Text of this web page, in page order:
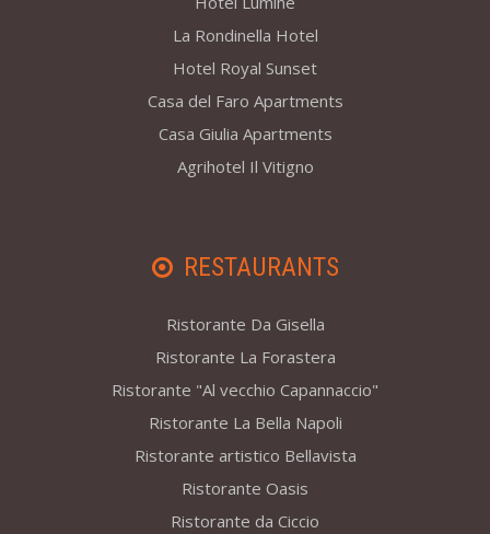
La Rondinella Hotel
Hotel Royal Sunset
Casa del Faro Apartments
Casa Giulia Apartments
Agrihotel Il Vitigno
RESTAURANTS
Ristorante Da Gisella
Ristorante La Forastera
Ristorante "Al vecchio Capannaccio"
Ristorante La Bella Napoli
Ristorante artistico Bellavista
Ristorante Oasis
Ristorante da Ciccio